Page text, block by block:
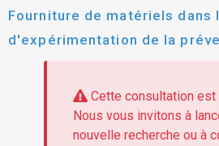
Fourniture de matériels dans
d'expérimentation de la
prédation du loup.
Cette consultation est
Nous vous invitons à
nouvelle recherche ou à